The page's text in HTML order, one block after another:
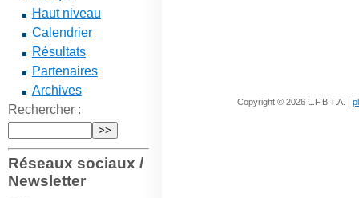
Haut niveau
Calendrier
Résultats
Partenaires
Archives
Rechercher :
Réseaux sociaux /
Newsletter
Copyright © 2026 L.F.B.T.A. |